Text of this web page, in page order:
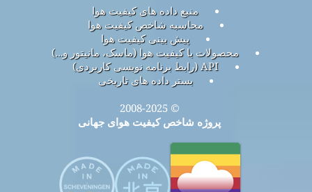
منبع داده های کیفیت هوا
محاسبه شاخص کیفیت هوا
پیش بینی کیفیت هوا
محصولات با کیفیت هوا (ماسک، مانیتور و…)
API (رابط برنامه نویسی کاربردی)
بستر داده های تاریخی
© 2008-2025
پروژه شاخص کیفیت هوای جهانی